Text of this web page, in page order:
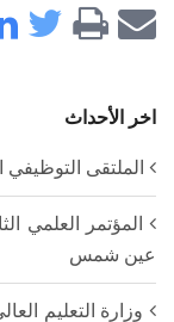
اخر الأحداث
الملتقى
المؤتمر العلمي
عين شمس
وزارة التعليم